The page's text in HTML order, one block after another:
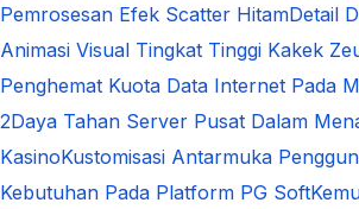
Pemrosesan Efek Scatter HitamDetail
Animasi Visual Tingkat Tinggi Kakek
Penghemat Kuota Data Internet Pada
2Daya Tahan Server Pusat Dalam
KasinoKustomisasi Antarmuka
Kebutuhan Pada Platform PG Soft